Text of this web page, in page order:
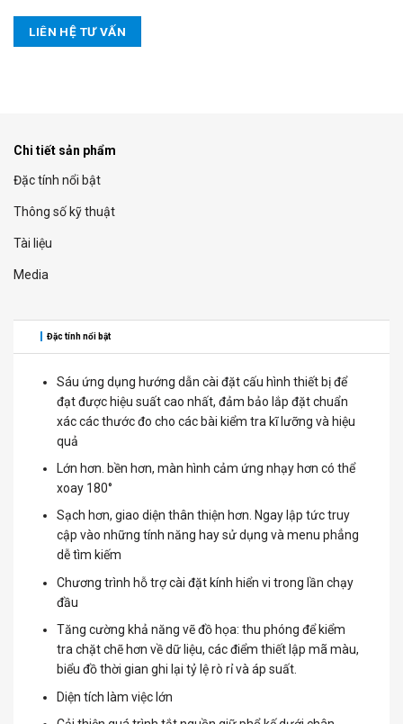
LIÊN HỆ TƯ VẤN
Chi tiết sản phẩm
Đặc tính nổi bật
Thông số kỹ thuật
Tài liệu
Media
Đặc tính nổi bật
Sáu ứng dụng hướng dẫn cài đặt cấu hình thiết bị để
đạt được hiệu suất cao nhất, đảm bảo lắp đặt chuẩn
xác các thước đo cho các bài kiểm tra kĩ lưỡng và hiệu
quả
Lớn hơn. bền hơn, màn hình cảm ứng nhạy hơn có thể
xoay 180°
Sạch hơn, giao diện thân thiện hơn. Ngay lập tức truy
cập vào những tính năng hay sử dụng và menu phẳng
dễ tìm kiếm
Chương trình hỗ trợ cài đặt kính hiển vi trong lần chạy
đầu
Tăng cường khả năng vẽ đồ họa: thu phóng để kiểm
tra chặt chẽ hơn về dữ liệu, các điểm thiết lập mã màu,
biểu đồ thời gian ghi lại tỷ lệ rò rỉ và áp suất.
Diện tích làm việc lớn